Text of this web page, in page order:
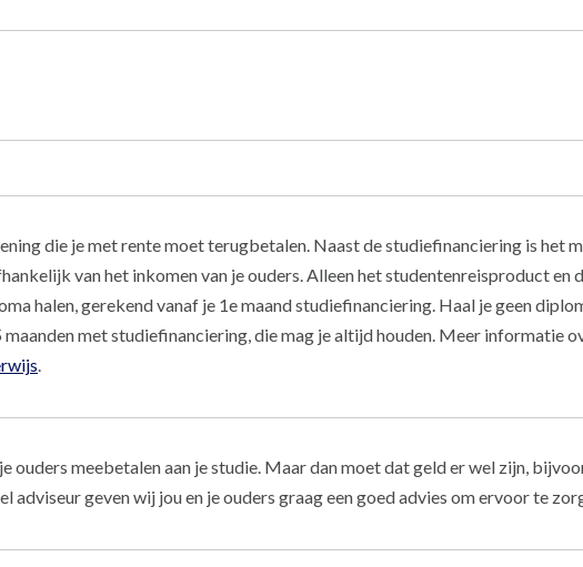
die je met rente moet terugbetalen. Naast de studiefinanciering is het
van het inkomen van je ouders. Alleen het studentenreisproduct en
halen, gerekend vanaf je 1e maand studiefinanciering. Haal je geen
maanden met studiefinanciering, die mag je altijd houden. Meer informatie
ouders meebetalen aan je studie. Maar dan moet dat geld er wel zijn,
adviseur geven wij jou en je ouders graag een goed advies om ervoor te